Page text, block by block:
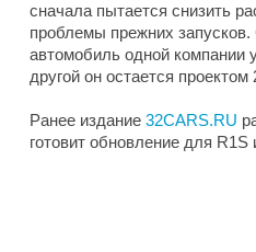
сначала пытается снизить
проблемы прежних
автомобиль одной компании
другой он остается проектом
Ранее издание 32CARS.RU
готовит обновление для